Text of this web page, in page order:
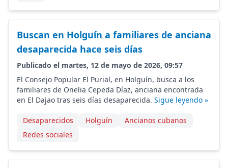
Buscan en Holguín a familiares de anciana
desaparecida hace seis días
Publicado el martes, 12 de mayo de 2026, 09:57
El Consejo Popular El Purial, en Holguín, busca a los
familiares de Onelia Cepeda Díaz, anciana encontrada
en El Dajao tras seis días desaparecida. Sigue leyendo »
Desaparecidos Holguín
Ancianos cubanos
Redes sociales